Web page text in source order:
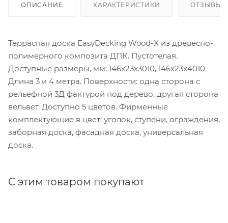
ОПИСАНИЕ ХАРАКТЕРИСТИКИ ОТЗЫВЫ
Террасная доска EasyDecking Wood-X из древесно-
полимерного композита ДПК. Пустотелая.
Доступные размеры, мм: 146х23х3010, 146х23х4010.
Длина 3 и 4 метра. Поверхности: одна сторона с
рельефной 3Д фактурой под дерево, другая сторона
вельвет. Доступно 5 цветов. Фирменные
комплектующие в цвет: уголок, ступени, ограждения,
заборная доска, фасадная доска, универсальная
доска.
С этим товаром покупают